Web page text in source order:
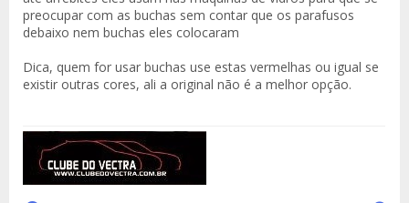
preocupar com as buchas sem contar que os parafusos
debaixo nem buchas eles colocaram
Dica, quem for usar buchas use estas vermelhas ou igual se
existir outras cores, ali a original não é a melhor opção.